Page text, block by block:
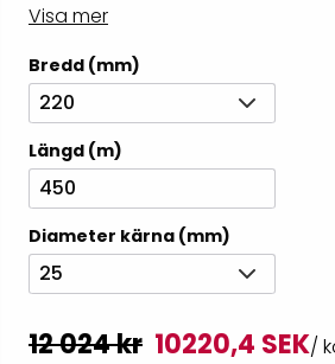
Visa mer
Bredd (mm)
220
Längd (m)
450
Diameter kärna (mm)
25
12 024 kr 10220,4 SEK/